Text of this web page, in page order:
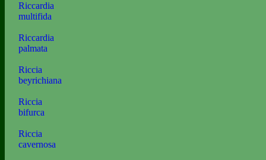
Riccardia
multifida
Riccardia
palmata
Riccia
beyrichiana
Riccia
bifurca
Riccia
cavernosa